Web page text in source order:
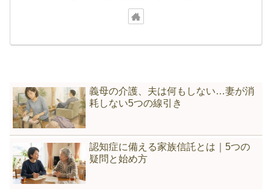
義母の介護、夫は何もしない…妻が消
耗しない5つの線引き
認知症に備える家族信託とは｜5つの
疑問と始め方